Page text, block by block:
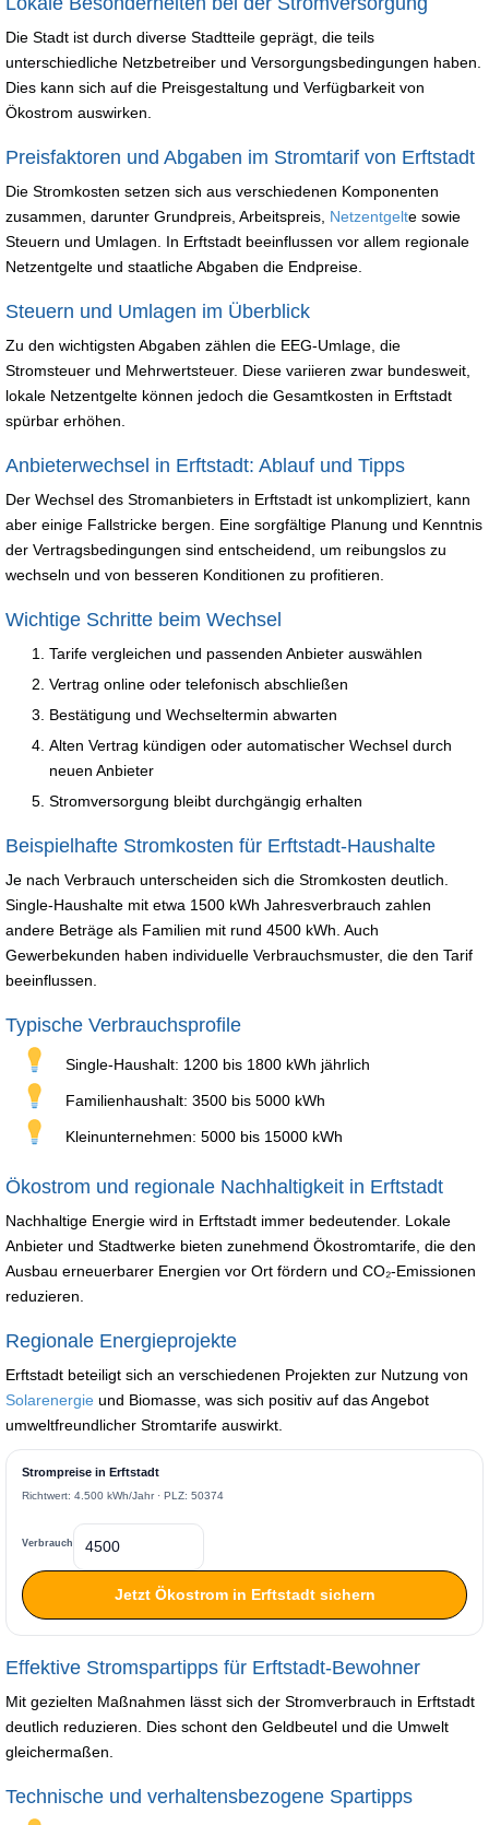
Die Stadt ist durch diverse Stadtteile geprägt, die teils
unterschiedliche Netzbetreiber und Versorgungsbedingungen haben.
Dies kann sich auf die Preisgestaltung und Verfügbarkeit von
Ökostrom auswirken.
Preisfaktoren und Abgaben im Stromtarif von Erftstadt
Die Stromkosten setzen sich aus verschiedenen Komponenten
zusammen, darunter Grundpreis, Arbeitspreis, Netzentgelte sowie
Steuern und Umlagen. In Erftstadt beeinflussen vor allem regionale
Netzentgelte und staatliche Abgaben die Endpreise.
Steuern und Umlagen im Überblick
Zu den wichtigsten Abgaben zählen die EEG-Umlage, die
Stromsteuer und Mehrwertsteuer. Diese variieren zwar bundesweit,
lokale Netzentgelte können jedoch die Gesamtkosten in Erftstadt
spürbar erhöhen.
Anbieterwechsel in Erftstadt: Ablauf und Tipps
Der Wechsel des Stromanbieters in Erftstadt ist unkompliziert, kann
aber einige Fallstricke bergen. Eine sorgfältige Planung und Kenntnis
der Vertragsbedingungen sind entscheidend, um reibungslos zu
wechseln und von besseren Konditionen zu profitieren.
Wichtige Schritte beim Wechsel
Tarife vergleichen und passenden Anbieter auswählen
Vertrag online oder telefonisch abschließen
Bestätigung und Wechseltermin abwarten
Alten Vertrag kündigen oder automatischer Wechsel durch
neuen Anbieter
Stromversorgung bleibt durchgängig erhalten
Beispielhafte Stromkosten für Erftstadt-Haushalte
Je nach Verbrauch unterscheiden sich die Stromkosten deutlich.
Single-Haushalte mit etwa 1500 kWh Jahresverbrauch zahlen
andere Beträge als Familien mit rund 4500 kWh. Auch
Gewerbekunden haben individuelle Verbrauchsmuster, die den Tarif
beeinflussen.
Typische Verbrauchsprofile
Single-Haushalt: 1200 bis 1800 kWh jährlich
Familienhaushalt: 3500 bis 5000 kWh
Kleinunternehmen: 5000 bis 15000 kWh
Ökostrom und regionale Nachhaltigkeit in Erftstadt
Nachhaltige Energie wird in Erftstadt immer bedeutender. Lokale
Anbieter und Stadtwerke bieten zunehmend Ökostromtarife, die den
Ausbau erneuerbarer Energien vor Ort fördern und CO₂-Emissionen
reduzieren.
Regionale Energieprojekte
Erftstadt beteiligt sich an verschiedenen Projekten zur Nutzung von
Solarenergie und Biomasse, was sich positiv auf das Angebot
umweltfreundlicher Stromtarife auswirkt.
Strompreise in Erftstadt
Richtwert: 4.500 kWh/Jahr · PLZ: 50374
Verbrauch
Jetzt Ökostrom in Erftstadt sichern
Effektive Stromspartipps für Erftstadt-Bewohner
Mit gezielten Maßnahmen lässt sich der Stromverbrauch in Erftstadt
deutlich reduzieren. Dies schont den Geldbeutel und die Umwelt
gleichermaßen.
Technische und verhaltensbezogene Spartipps